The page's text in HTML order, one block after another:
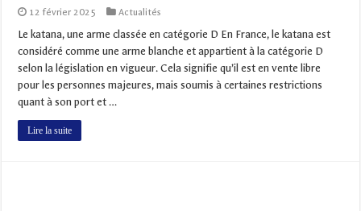
12 février 2025 Actualités
Le katana, une arme classée en catégorie D En France, le katana est
considéré comme une arme blanche et appartient à la catégorie D
selon la législation en vigueur. Cela signifie qu’il est en vente libre
pour les personnes majeures, mais soumis à certaines restrictions
quant à son port et …
Lire la suite